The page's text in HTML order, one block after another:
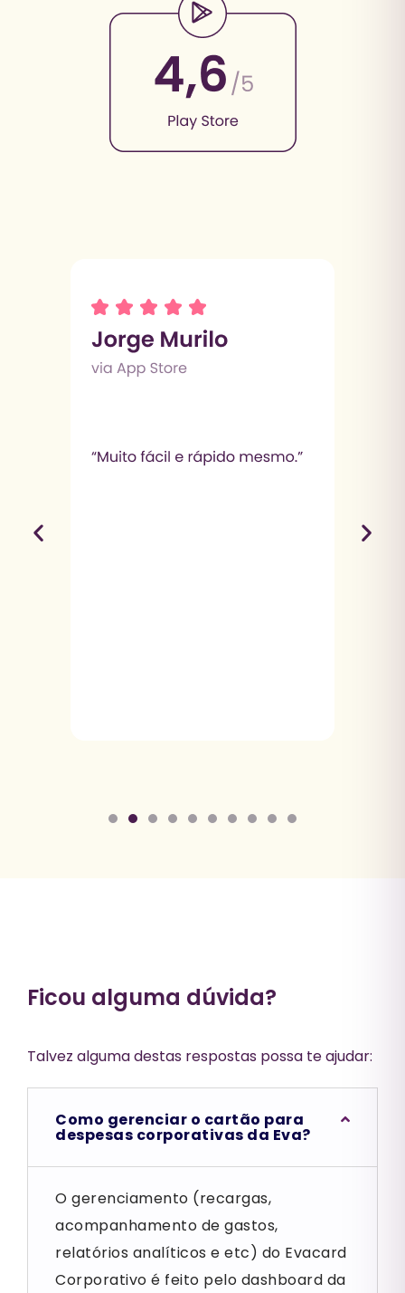
Ficou alguma dúvida?
Talvez alguma destas respostas possa te ajudar:
Como gerenciar o cartão para
despesas corporativas da Eva?
O gerenciamento (recargas,
acompanhamento de gastos,
relatórios analíticos e etc) do Evacard
Corporativo é feito pelo dashboard da